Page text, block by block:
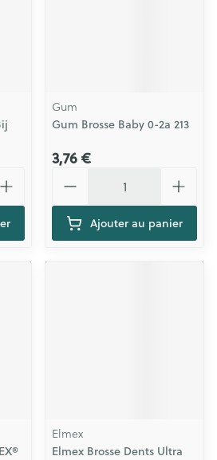
Gum
Gum Brosse Baby 0-2a 213
3,76 €
Ajouter au panier
Elmex
Elmex Brosse Dents Ultra